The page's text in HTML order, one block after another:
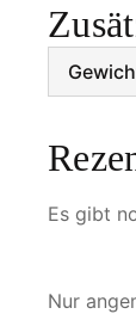
Es gibt
Nur